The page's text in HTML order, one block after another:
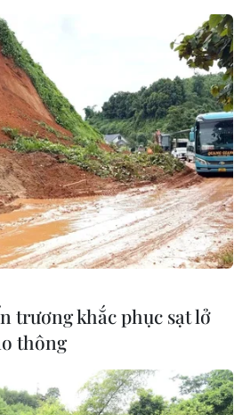
Tây Libya,
trương khắc phục sạt lở
thông